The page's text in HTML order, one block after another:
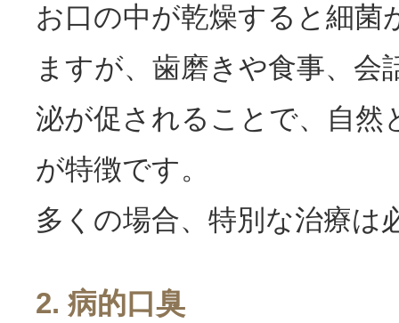
お口の中が乾燥すると細菌
ますが、歯磨きや食事、会
泌が促されることで、自然
が特徴です。
多くの場合、特別な治療は
2. 病的口臭